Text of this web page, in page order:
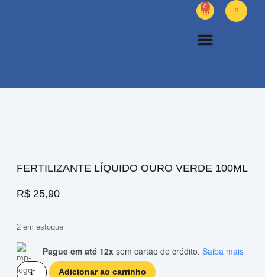
0
FERTILIZANTE LÍQUIDO OURO VERDE 100ML
R$ 25,90
2 em estoque
Pague em até 12x sem cartão de crédito. Saiba mais
Adicionar ao carrinho